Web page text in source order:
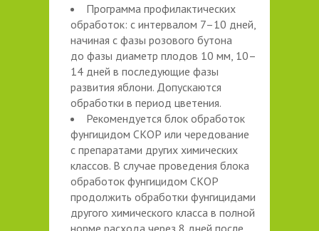
Программа профилактических
обработок: с интервалом 7–10 дней,
начиная с фазы розового бутона
до фазы диаметр плодов 10 мм, 10–
14 дней в последующие фазы
развития яблони. Допускаются
обработки в период цветения.
Рекомендуется блок обработок
фунгицидом СКОР или чередование
с препаратами других химических
классов. В случае проведения блока
обработок фунгицидом СКОР
продолжить обработки фунгицидами
другого химического класса в полной
норме расхода через 8 дней после